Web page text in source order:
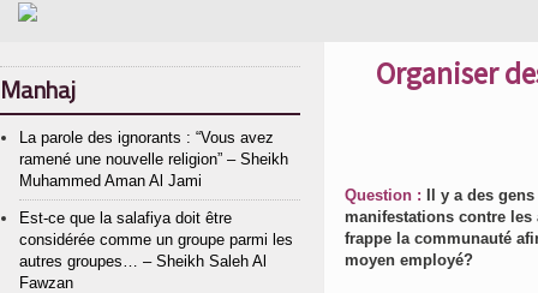
Organiser
Question : Il y a des
manifestations contre les
frappe la communauté
moyen employé?
Manhaj
La parole des ignorants : “Vous avez
ramené une nouvelle religion” – Sheikh
Muhammed Aman Al Jami
Est-ce que la salafiya doit être
considérée comme un groupe parmi les
autres groupes… – Sheikh Saleh Al
Fawzan